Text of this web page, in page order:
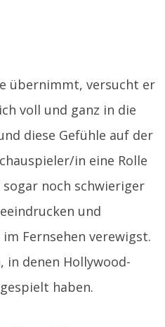
übernimmt, versucht er
voll und ganz in die
diese Gefühle auf der
in eine Rolle
noch schwieriger
und
Fernsehen verewigst.
in denen Hollywood-
haben.